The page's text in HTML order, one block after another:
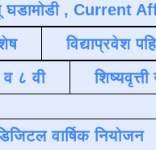
घडामोडी , Current
विद्याप्रवेश
व ८ वी
वार्षिक नियोजन